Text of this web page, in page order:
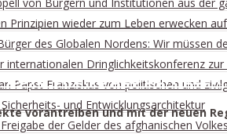
Prinzipien wieder zum Leben erwecken
des Globalen Nordens: Wir müssen
internationalen Dringlichkeitskonferenz
Papst Franziskus von politischen und
und Entwicklungsarchitektur
der Gelder des afghanischen Volkes
KONFERENZ DES
vorantreiben und mit der neuen